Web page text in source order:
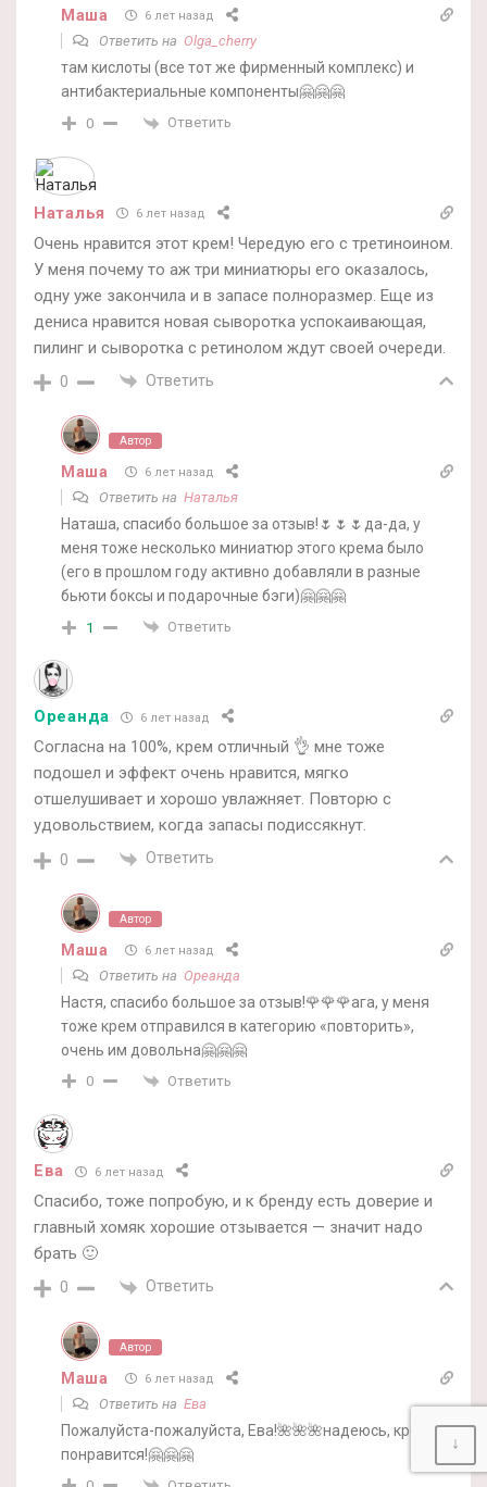
Маша 6 лет назад
Ответить на Olga_cherry
там кислоты (все тот же фирменный комплекс) и
антибактериальные компоненты🤗🤗🤗
0 Ответить
Наталья 6 лет назад
Очень нравится этот крем! Чередую его с третиноином.
У меня почему то аж три миниатюры его оказалось,
одну уже закончила и в запасе полноразмер. Еще из
дениса нравится новая сыворотка успокаивающая,
пилинг и сыворотка с ретинолом ждут своей очереди.
0 Ответить
Автор
Маша 6 лет назад
Ответить на Наталья
Наташа, спасибо большое за отзыв!🌷🌷🌷да-да, у
меня тоже несколько миниатюр этого крема было
(его в прошлом году активно добавляли в разные
бьюти боксы и подарочные бэги)🤗🤗🤗
1 Ответить
Ореанда 6 лет назад
Согласна на 100%, крем отличный 👌 мне тоже
подошел и эффект очень нравится, мягко
отшелушивает и хорошо увлажняет. Повторю с
удовольствием, когда запасы подиссякнут.
0 Ответить
Автор
Маша 6 лет назад
Ответить на Ореанда
Настя, спасибо большое за отзыв!🌹🌹🌹ага, у меня
тоже крем отправился в категорию «повторить»,
очень им довольна🤗🤗🤗
0 Ответить
Ева 6 лет назад
Спасибо, тоже попробую, и к бренду есть доверие и
главный хомяк хорошие отзывается — значит надо
брать 🙂
0 Ответить
Автор
Маша 6 лет назад
Ответить на Ева
Пожалуйста-пожалуйста, Ева!🌺🌺🌺надеюсь, крем
понравится!🤗🤗🤗
↓